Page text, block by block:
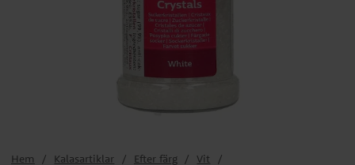
Hem Kalasartiklar Efter färg
Vit